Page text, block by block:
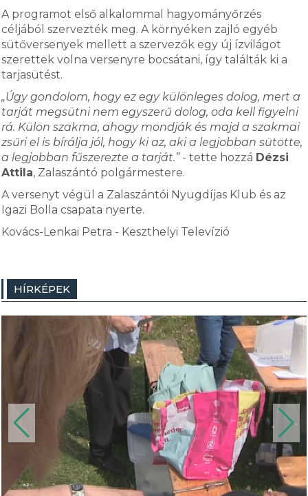
A programot első alkalommal hagyományőrzés
céljából szervezték meg. A környéken zajló egyéb
sütőversenyek mellett a szervezők egy új ízvilágot
szerettek volna versenyre bocsátani, így találták ki a
tarjasütést.
„Úgy gondolom, hogy ez egy különleges dolog, mert a
tarját megsütni nem egyszerű dolog, oda kell figyelni
rá. Külön szakma, ahogy mondják és majd a szakmai
zsűri el is bírálja jól, hogy ki az, aki a legjobban sütötte,
a legjobban fűszerezte a tarját.” - tette hozzá Dézsi
Attila, Zalaszántó polgármestere.
A versenyt végül a Zalaszántói Nyugdíjas Klub és az
Igazi Bolla csapata nyerte.
Kovács-Lenkai Petra - Keszthelyi Televízió
HÍRKÉPEK